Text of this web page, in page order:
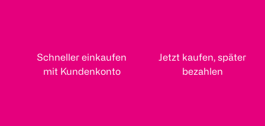
Schneller einkaufen
mit Kundenkonto
Jetzt kaufen, später
bezahlen